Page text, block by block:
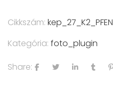
Cikkszám:
Kategória: foto_plugin
Share: